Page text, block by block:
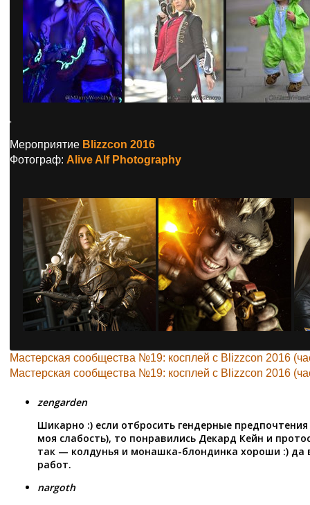
Мероприятие Blizzcon 2016
Фотограф: Alive Alf Photography
Мастерская сообщества №19: косплей с Blizzcon 2016
Мастерская сообщества №19: косплей с Blizzcon 2016
zengarden
Шикарно :) если отбросить гендерные
моя слабость), то понравились Декард Кейн и
так — колдунья и монашка-блондинка хороши :) да
работ.
nargoth